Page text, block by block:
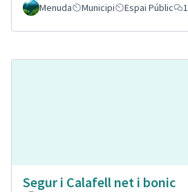
Menuda
Municipi Espai Públic 1
Segur i Calafell net i bonic